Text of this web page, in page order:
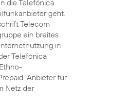
die Telefónica
geht.
Telecom
ein breites
in
Telefónica
Anbieter für
Netz der